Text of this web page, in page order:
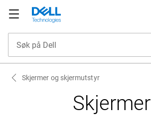
Skjermer og skjermutstyr
Skjermer